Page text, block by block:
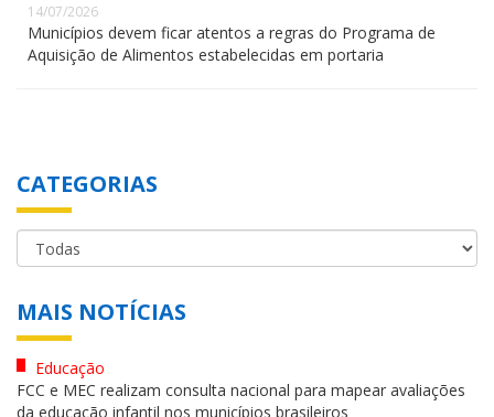
14/07/2026
Municípios devem ficar atentos a regras do Programa de
Aquisição de Alimentos estabelecidas em portaria
CATEGORIAS
MAIS NOTÍCIAS
Educação
FCC e MEC realizam consulta nacional para mapear avaliações
da educação infantil nos municípios brasileiros